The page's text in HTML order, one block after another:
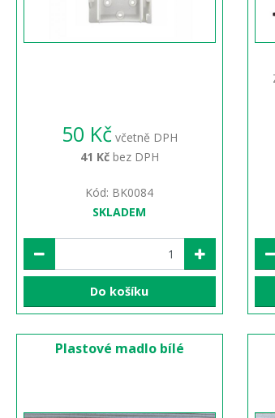
50 Kč včetně DPH
41 Kčbez DPH
Kód: BK0084
SKLADEM
Do košíku
Plastové madlo bílé